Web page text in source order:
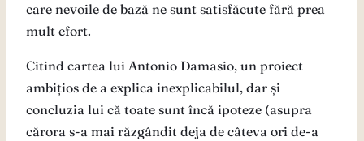
care nevoile de bază ne sunt satisfăcute fără prea
mult efort.
Citind cartea lui Antonio Damasio, un proiect
ambițios de a explica inexplicabilul, dar și
concluzia lui că toate sunt încă ipoteze (asupra
cărora s-a mai răzgândit deja de câteva ori de-a